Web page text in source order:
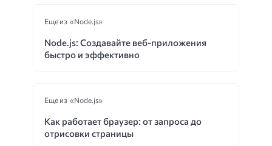
Еще из «Node.js»
Node.js: Создавайте веб-приложения
быстро и эффективно
Еще из «Node.js»
Как работает браузер: от запроса до
отрисовки страницы